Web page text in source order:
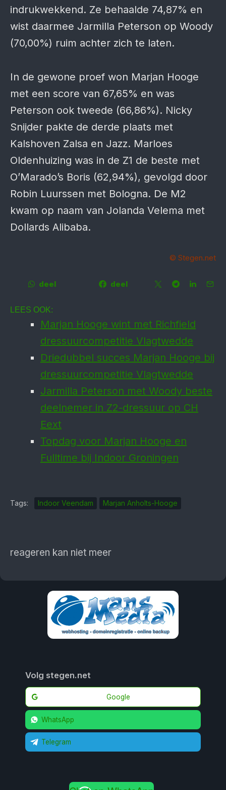
indrukwekkend. Ze behaalde 74,87% en
wist daarmee Jarmilla Peterson op Woody
(70,00%) ruim achter zich te laten.
In de gewone proef won Marjan Hooge
met een score van 67,65% en was
Peterson ook tweede (66,86%). Nicky
Snijder pakte de derde plaats met
Kalshoven Zalsa en Jazz. Marloes
Oldenhuizing was in de Z1 de beste met
O’Marado’s Boris (62,94%), gevolgd door
Robin Luurssen met Bologna. De M2
kwam op naam van Jolanda Velema met
Dollards Alibaba.
© Stegen.net
deel deel
LEES OOK:
Marjan Hooge wint met Richfield
dressuurcompetitie Vlagtwedde
Driedubbel succes Marjan Hooge bij
dressuurcompetitie Vlagtwedde
Jarmilla Peterson met Woody beste
deelnemer in Z2-dressuur op CH
Eext
Topdag voor Marjan Hooge en
Fulltime bij Indoor Groningen
Tags: Indoor Veendam Marjan Anholts-Hooge
reageren kan niet meer
Volg stegen.net
Google
WhatsApp
Telegram